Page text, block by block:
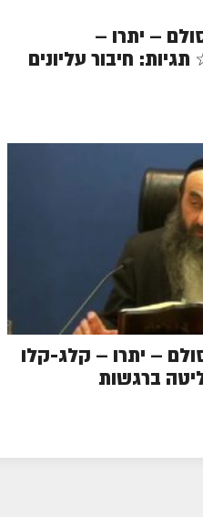
– יתרו –
חיבור עליונים
– יתרו – קלג-קלו
ברגשות